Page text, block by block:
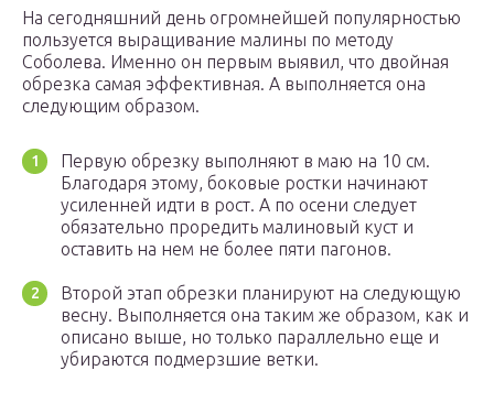
На сегодняшний день огромнейшей популярностью
пользуется выращивание малины по методу
Соболева. Именно он первым выявил, что двойная
обрезка самая эффективная. А выполняется она
следующим образом.
Первую обрезку выполняют в маю на 10 см.
Благодаря этому, боковые ростки начинают
усиленней идти в рост. А по осени следует
обязательно проредить малиновый куст и
оставить на нем не более пяти пагонов.
Второй этап обрезки планируют на следующую
весну. Выполняется она таким же образом, как и
описано выше, но только параллельно еще и
убираются подмерзшие ветки.